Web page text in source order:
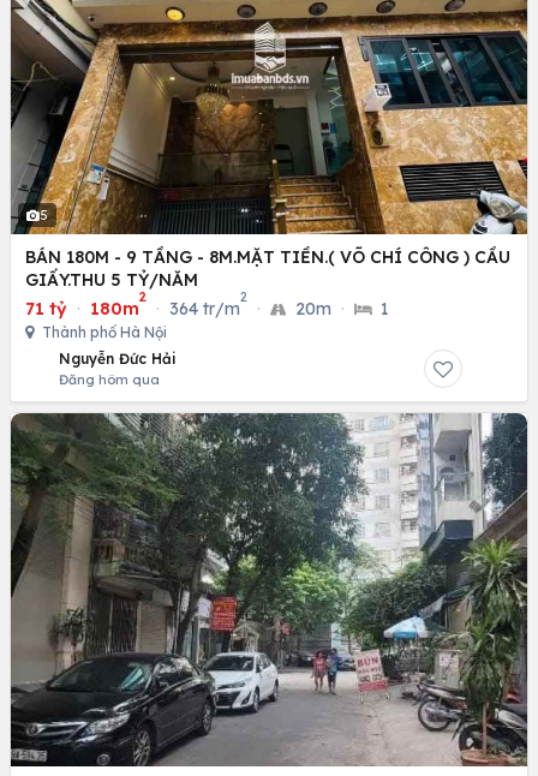
5
BÁN 180M - 9 TẦNG - 8M.MẶT TIỀN.( VÕ CHÍ CÔNG ) CẦU
GIẤY.THU 5 TỶ/NĂM
71 tỷ · 180m
2
· 364 tr/m
2
· 20m · 1
Thành phố Hà Nội
Nguyễn Đức Hải
Đăng hôm qua